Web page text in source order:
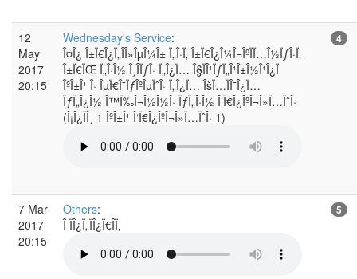
12
May
2017
20:15
Wednesday's Service:
Î¤Î¿ Î±Ï€Î¿Ï„Î­Î»ÎµÎ¼Î± Ï„Î·Ï‚ Î±Ï€Î¿Î¼Î¬ÎºÏÏ…Î½ÏƒÎ·Ï‚
Î±Ï€ÏŒ Ï„Î·Î½ Î¸Î­ÏƒÎ· Ï„Î¿Ï… Î§ÏÎ¹ÏƒÏ„Î¹Î±Î½Î¹Î¿Ï
ÎºÎ±Î¹ Î· ÎµÏ€Î¯ÏƒÎºÎµÏˆÎ· Ï„Î¿Ï… ÎšÏ…ÏÎ¯Î¿Ï…
ÏƒÏ„Î¿Î½ Î™Ï‰Î¬Î½Î½Î· ÏƒÏ„Î·Î½ Î‘Ï€Î¿ÎºÎ¬Î»Ï…ÏˆÎ·
(Î¡Î¿ÏÎ¸ 1 ÎºÎ±Î¹ Î‘Ï€Î¿ÎºÎ¬Î»Ï…ÏˆÎ· 1)
4
7 Mar
2017
20:15
Others:
Î ÏÎ¿Ï„ÏÎ¿Ï€Î­Ï‚
5